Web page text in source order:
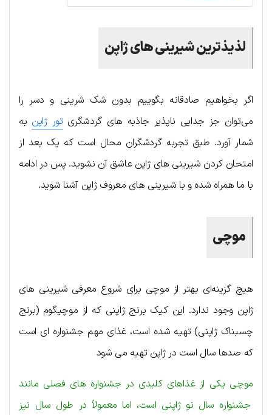
لذیذترین شیرینی های ژاپن
اگر بخواهیم صادقانه بگوییم بدون شک شرینی و دسر را
می‌توان جز جدایی ناپذیر جاذبه های گردشگری تور ژاپن به
شمار آورد. طبق تجربه گردشگران محال است که یک بعد از
امتحان کردن شیرینی های ژاپن عاشق آن نشوید. پس در ادامه
با ما همراه شده و با شیرینی های معروف ژاپن آشنا شوید.
موچی
هیچ گزینه‌ای بهتر از موچی برای شروع معرفی شیرینی های
ژاپن وجود ندارد. این کیک برنج ژاپنی که از موچیگوم (برنج
چسبناک ژاپنی) تهیه شده است، غذای مهم جشنواره ای است
که صدها سال است در ژاپن تهیه می شود
موچی یکی از غذاهای کلیدی در جشنواره های فصلی مانند
جشنواره سال نو ژاپنی است، اما معمولاً در طول سال نیز